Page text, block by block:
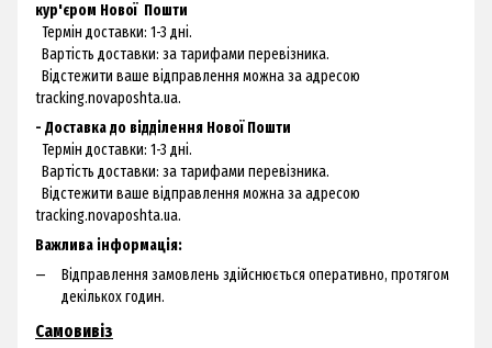
кур'єром Нової Пошти
Термін доставки: 1-3 дні.
Вартість доставки: за тарифами перевізника.
Відстежити ваше відправлення можна за адресою
tracking.novaposhta.ua.
- Доставка до відділення Нової Пошти
Термін доставки: 1-3 дні.
Вартість доставки: за тарифами перевізника.
Відстежити ваше відправлення можна за адресою
tracking.novaposhta.ua.
Важлива інформація:
Відправлення замовлень здійснюється оперативно, протягом
декількох годин.
Самовивіз